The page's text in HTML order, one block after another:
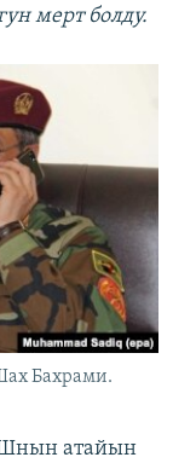
мерт болду.
Бахрами.
атайын